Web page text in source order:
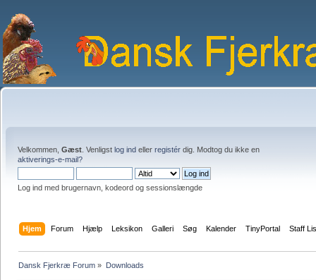
Velkommen, Gæst . Venligst log ind eller registér dig. Modtog du ikke en
aktiverings-e-mail?
Log ind med brugernavn, kodeord og sessionslængde
Hjem Forum Hjælp Leksikon Galleri Søg Kalender TinyPortal Staff
Dansk Fjerkræ Forum » Downloads